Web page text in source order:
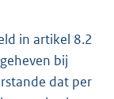
in artikel 8.2
bij
dat per